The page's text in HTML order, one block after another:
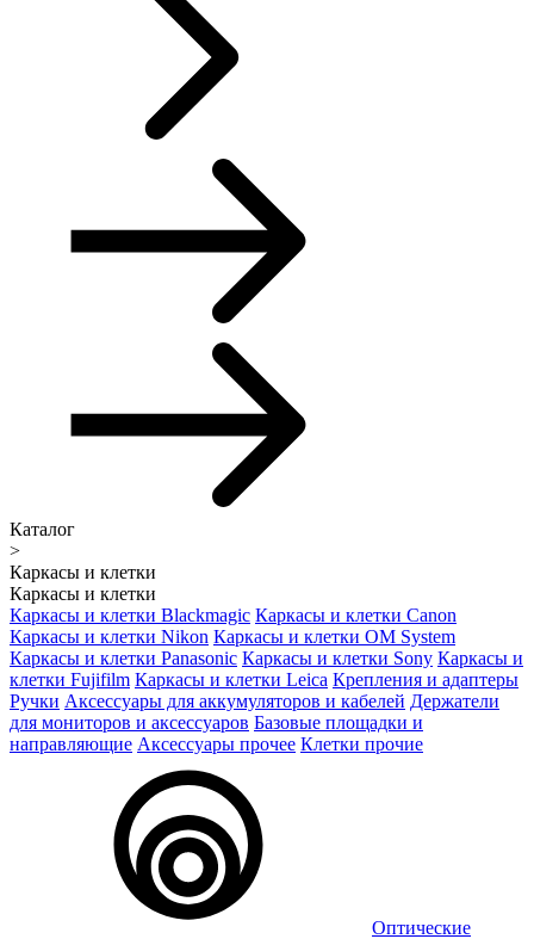
Каталог
>
Каркасы и клетки
Каркасы и клетки
Каркасы и клетки Blackmagic Каркасы и клетки Canon
Каркасы и клетки Nikon Каркасы и клетки OM System
Каркасы и клетки Panasonic Каркасы и клетки Sony Каркасы и
клетки Fujifilm Каркасы и клетки Leica Крепления и адаптеры
Ручки Аксессуары для аккумуляторов и кабелей Держатели
для мониторов и аксессуаров Базовые площадки и
направляющие Аксессуары прочее Клетки прочие
Оптические